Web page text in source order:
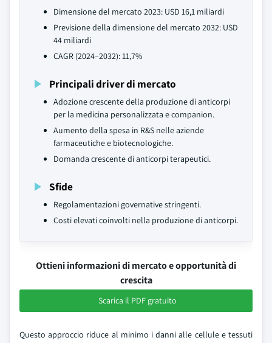
Dimensione del mercato 2023: USD 16,1 miliardi
Previsione della dimensione del mercato 2032: USD
44 miliardi
CAGR (2024–2032): 11,7%
Principali driver di mercato
Adozione crescente della produzione di anticorpi
per la medicina personalizzata e companion.
Aumento della spesa in R&S nelle aziende
farmaceutiche e biotecnologiche.
Domanda crescente di anticorpi terapeutici.
Sfide
Regolamentazioni governative stringenti.
Costi elevati coinvolti nella produzione di anticorpi.
Ottieni informazioni di mercato e opportunità di
crescita
Scarica il PDF gratuito
Questo approccio riduce al minimo i danni alle cellule e tessuti